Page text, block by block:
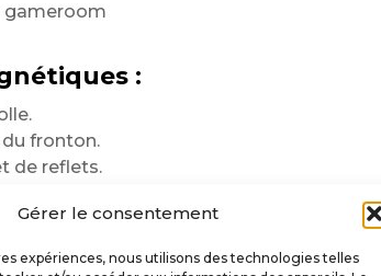
Gérer le consentement
expériences, nous utilisons des technologies telles
gameroom
:
fronton.
de reflets.
moment.
flipper.